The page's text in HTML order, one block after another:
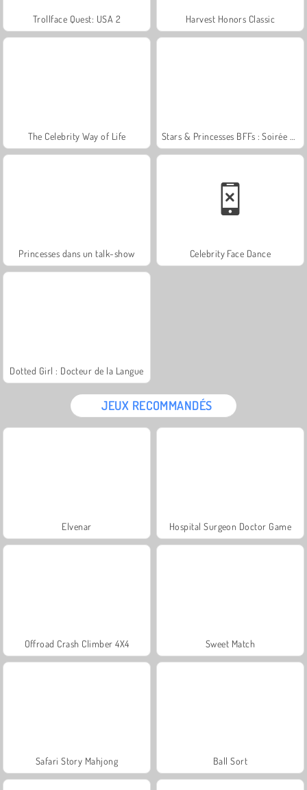
Trollface Quest: USA 2 Harvest Honors Classic
The Celebrity Way of Life
Princesses dans un talk-show Celebrity Face Dance
Dotted Girl : Docteur de la Langue
JEUX RECOMMANDÉS
Elvenar Hospital Surgeon Doctor Game
Offroad Crash Climber 4X4 Sweet Match
Safari Story Mahjong Ball Sort